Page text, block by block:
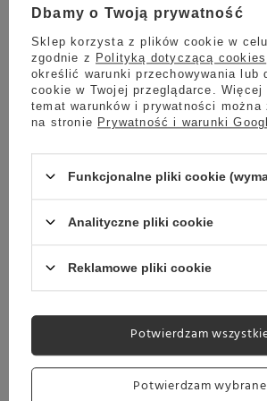
NAKRĘTKA 3W1
Kambukka Elton posiada nakrętkę 3w1, która
bezpieczne użytkowanie butelki w każdych
suwak na nakrętce, włączamy jedną z trzech
otwarta, zamknięta i gotowa do picia.
ścisnąć i wyciągnąć wewnętrzny mechanizm
powodzeniem możemy umyć w zmywarce.
dowolnie wymieniać je pomiędzy różnymi
Twoich potrzeb. Wszystkie nakrętki Kambukka
temperatury. Dlatego Twój kubek termiczny
Dbamy o Twoją prywatność
Sklep korzysta z plików cookie w
zgodnie z Polityką dotyczącą cookies
określić warunki przechowywania lub
cookie w Twojej przeglądarce.
temat warunków i prywatności można
na stronie Prywatność i warunki
Funkcjonalne pliki cookie
Analityczne pliki cookie
Reklamowe pliki cookie
Potwierdzam wybrane
Potwierdzam